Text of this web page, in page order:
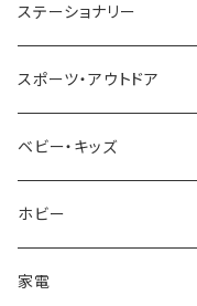
TIMEX
NIXON
AVALANCHE
ORIENT
ZEPPELIN
MICHAEL KORS
DIESEL
ALV
Merge
ETTINGER
PAUL HEWITT
22designstudio
BOTTEGA VENETA
EMPORIO ARMANI
CALVIN KLEIN
DUNHILL
NEWYORKER
OROBIANCO
Ellese
COLEMAN
RODANIA
BEAMZSQUARE
BLAZER CLUB
ANDY HAWARD
G GUSTO
SEIKO
CITIZEN
BRAUN
RHYTHM
BLOSSOM
I'mD
Helios
VALENTINO VISCANI
ステーショナリー
LAMY
WATERMAN
PARKER
PELIKAN
スポーツ・アウトドア
Trangia
Barebones
FEUERHAND
ベビー・キッズ
ふわりぃ
ERGO BABY
ホビー
その他
家電